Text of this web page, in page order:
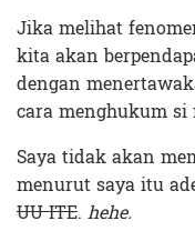
Jika melihat
kita akan
dengan
cara menghukum
Saya tidak akan
menurut saya itu
UU ITE. hehe.